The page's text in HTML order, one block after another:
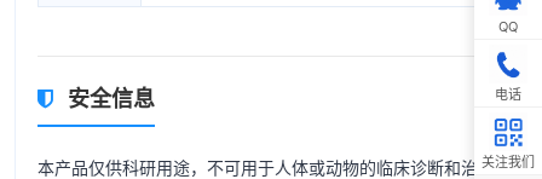
安全信息
本产品仅供科研用途，不可用于人体或动物的临床诊断和治
QQ
电话
关注我们